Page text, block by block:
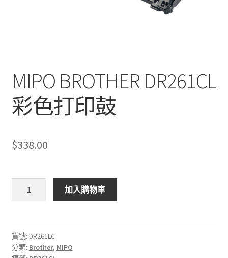
MIPO BROTHER DR261CL
彩色打印鼓
$338.00
色
打
加入購物車
貨號: DR261LC
分類: Brother, MIPO